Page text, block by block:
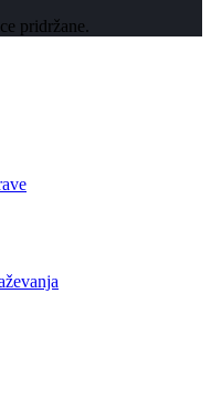
pridržane.